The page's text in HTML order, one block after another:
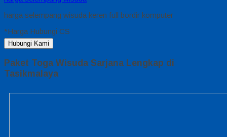
harga selempang wisuda keren full bordir komputer
*Harga Hubungi CS
Hubungi Kami
Paket Toga Wisuda Sarjana Lengkap di
Tasikmalaya